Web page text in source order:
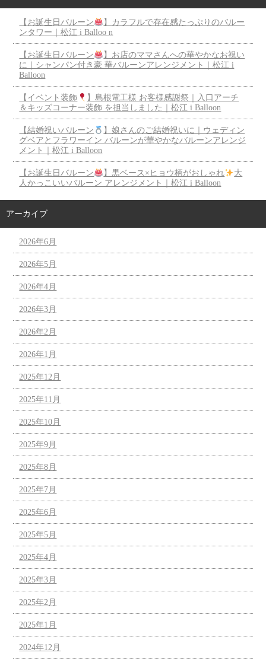
【お誕生日バルーン
】カラフルで存在感たっぷりのバルー
ンタワー｜松江 i Balloo n
【お誕生日バルーン
】お店のママさんへの華やかなお祝い
に｜シャンパン付き豪 華バルーンアレンジメント｜松江 i
Balloon
【イベント装飾
】島根電工様 お客様感謝祭｜入口アーチ
＆キッズコーナー装飾 を担当しました｜松江 i Balloon
【結婚祝いバルーン
】娘さんのご結婚祝いに｜ウェディン
グベアとフラワーイン バルーンが華やかなバルーンアレンジ
メント｜松江 i Balloon
【お誕生日バルーン 】黒ベース×ヒョウ柄がおしゃれ
大
人かっこいいバルーン アレンジメント｜松江 i Balloon
アーカイブ
2026年6月
2026年5月
2026年4月
2026年3月
2026年2月
2026年1月
2025年12月
2025年11月
2025年10月
2025年9月
2025年8月
2025年7月
2025年6月
2025年5月
2025年4月
2025年3月
2025年2月
2025年1月
2024年12月